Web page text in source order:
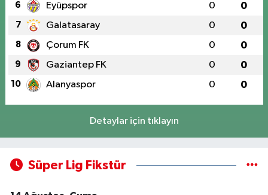
6 Eyüpspor 0 0
7 Galatasaray 0 0
8 Çorum FK 0 0
9 Gaziantep FK 0 0
10 Alanyaspor 0 0
Detaylar için tıklayın
Süper Lig Fikstür